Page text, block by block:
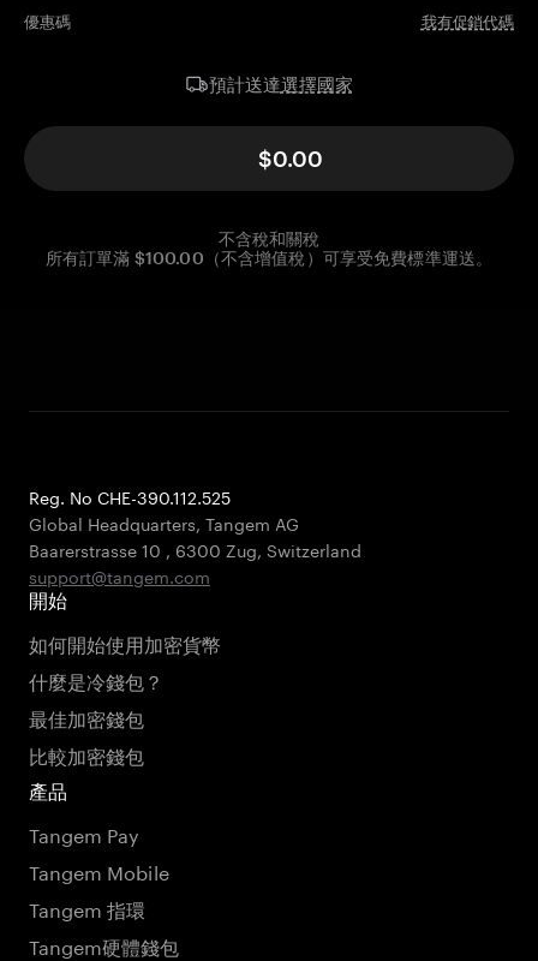
優惠碼 我有促銷代碼
預計送達選擇國家
$0.00
不含稅和關稅
所有訂單滿 $100.00（不含增值稅）可享受免費標準運送。
Reg. No CHE-390.112.525
Global Headquarters, Tangem AG
Baarerstrasse 10 , 6300 Zug, Switzerland
support@tangem.com
開始
如何開始使用加密貨幣
什麼是冷錢包？
最佳加密錢包
比較加密錢包
產品
Tangem Pay
Tangem Mobile
Tangem 指環
Tangem硬體錢包